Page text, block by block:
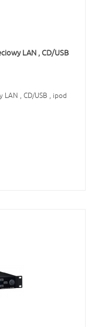
LAN , CD/USB
, CD/USB , ipod